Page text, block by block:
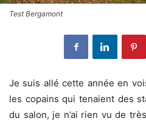
Test Bergamont
Je suis allé cette année en
les copains qui tenaient des
du salon, je n’ai rien vu de